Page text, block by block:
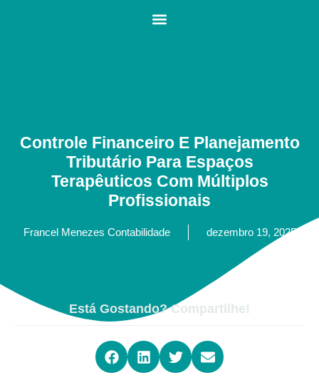
Controle Financeiro E Planejamento
Tributário Para Espaços
Terapêuticos Com Múltiplos
Profissionais
Francel Menezes Contabilidade dezembro 19, 2025
Está Gostando? Compartilhe!